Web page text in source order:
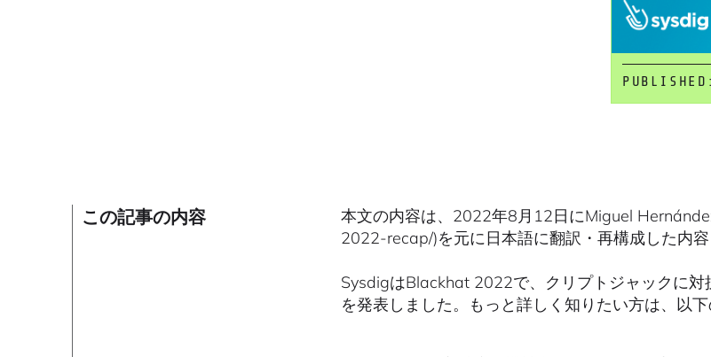
PUBLISHED:
この記事の内容
本文の内容は、2022年8月12日にMiguel
2022-recap/)を元に日本語に翻訳・再構成した内容
SysdigはBlackhat 2022で、クリプトジャックに対
を発表しました。もっと詳しく知りたい方は、以